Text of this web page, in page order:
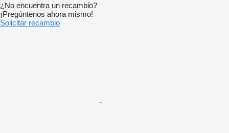
¿No encuentra un recambio?
¡Pregúntenos ahora mismo!
Solicitar recambio